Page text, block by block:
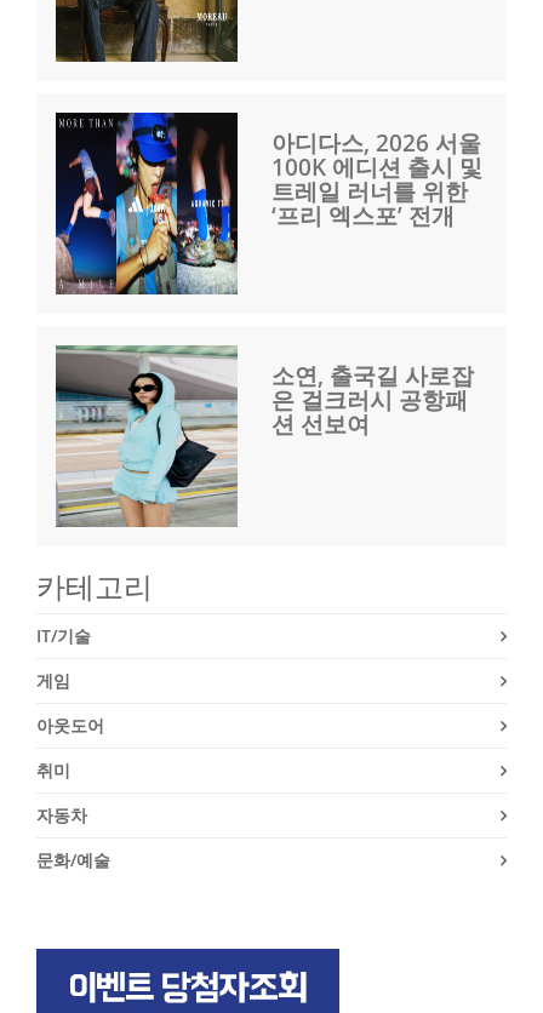
아디다스, 2026 서울
100K 에디션 출시 및
트레일 러너를 위한
‘프리 엑스포’ 전개
소연, 출국길 사로잡
은 걸크러시 공항패
션 선보여
카테고리
IT/기술
게임
아웃도어
취미
자동차
문화/예술